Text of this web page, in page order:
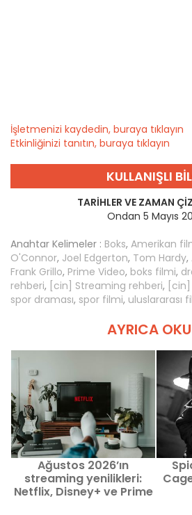
İşletmenizi kaydedin, buraya tıklayın
Etkinliğinizi tanıtın, buraya tıklayın
KULLANIŞLI
TARIHLER VE ZAMAN
Ondan 5 Mayıs
Anahtar Kelimeler : Boks, Amerikan
O'Connor, Joel Edgerton, Tom Hardy,
Frank Grillo, Prime Video, boks filmi,
rehberi, [cin] Streaming rehberi,
spor draması, spor filmi, uluslararası
AYRICA
Ağustos 2026’ın
streaming yenilikleri:
Netflix, Disney+ ve Prime